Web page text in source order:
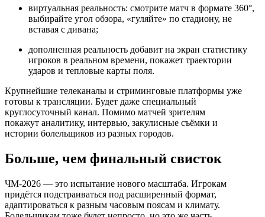
виртуальная реальность: смотрите матч в формате 360°,
выбирайте угол обзора, «гуляйте» по стадиону, не
вставая с дивана;
дополненная реальность добавит на экран статистику
игроков в реальном времени, покажет траектории
ударов и тепловые карты поля.
Крупнейшие телеканалы и стриминговые платформы уже
готовы к трансляции. Будет даже специальный
круглосуточный канал. Помимо матчей зрителям
покажут аналитику, интервью, закулисные съёмки и
истории болельщиков из разных городов.
Больше, чем финальный свисток
ЧМ-2026 — это испытание нового масштаба. Игрокам
придётся подстраиваться под расширенный формат,
адаптироваться к разным часовым поясам и климату.